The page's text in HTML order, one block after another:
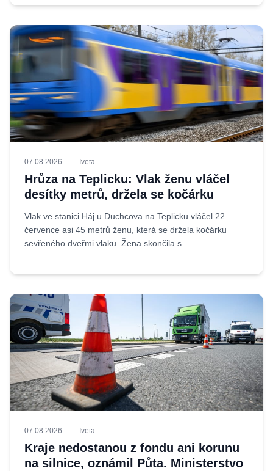
07.08.2026 Iveta
Hrůza na Teplicku: Vlak ženu vláčel
desítky metrů, držela se kočárku
Vlak ve stanici Háj u Duchcova na Teplicku vláčel 22.
července asi 45 metrů ženu, která se držela kočárku
sevřeného dveřmi vlaku. Žena skončila s...
07.08.2026 Iveta
Kraje nedostanou z fondu ani korunu
na silnice, oznámil Půta. Ministerstvo